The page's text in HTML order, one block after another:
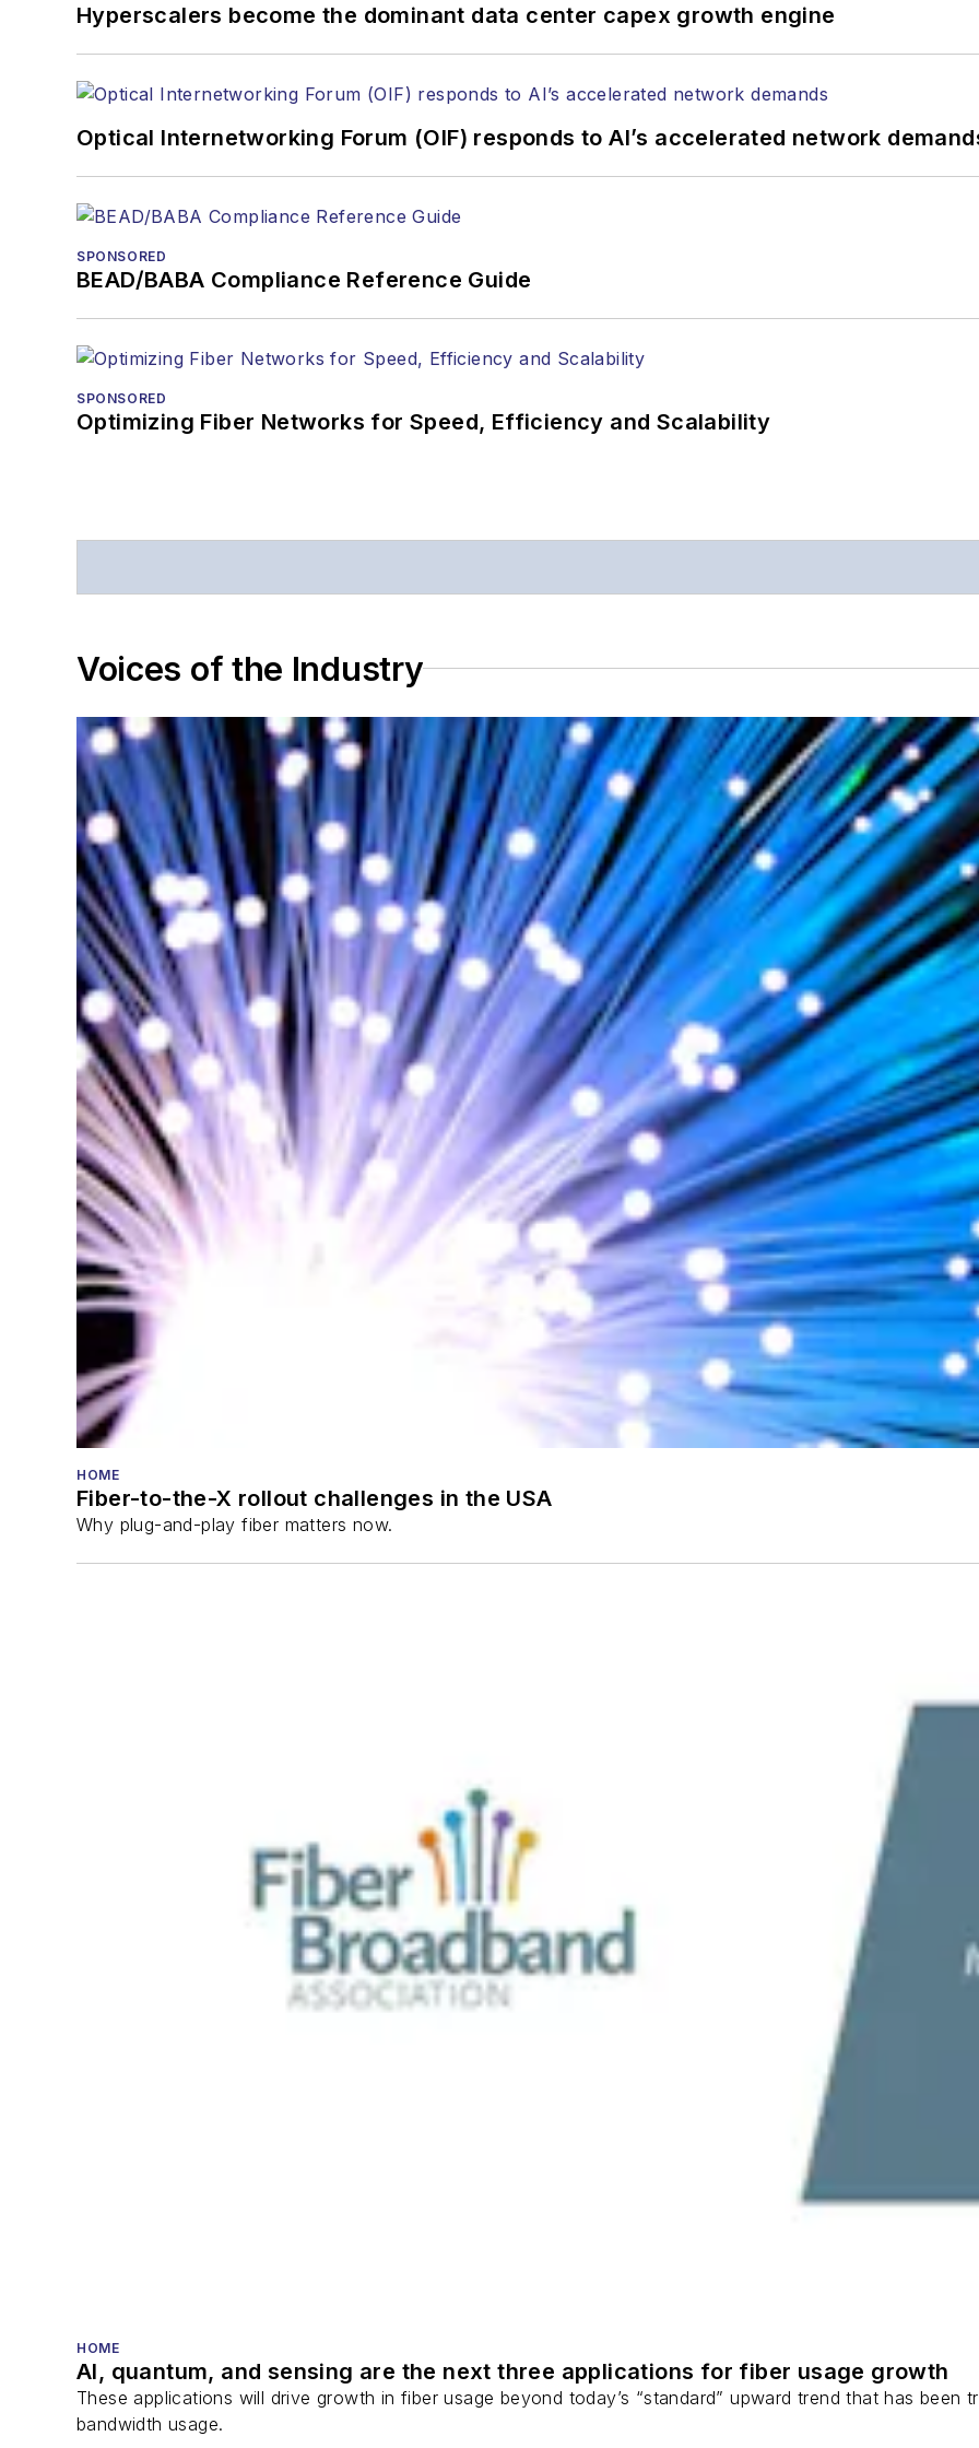
jlauter@endeavorb2b.com
Hyperscalers become the dominant data center capex growth engine
Optical Internetworking Forum (OIF) responds to AI’s accelerated network
SPONSORED
BEAD/BABA Compliance Reference Guide
SPONSORED
Optimizing Fiber Networks for Speed, Efficiency and Scalability
Voices of the Industry
HOME
Fiber-to-the-X rollout challenges in the USA
Why plug-and-play fiber matters now.
HOME
AI, quantum, and sensing are the next three applications for fiber usage growth
These applications will drive growth in fiber usage beyond today’s “standard” upward trend that has been
bandwidth usage.